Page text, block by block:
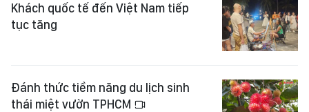
Khách quốc tế đến Việt Nam tiếp
tục tăng
Đánh thức tiềm năng du lịch sinh
thái miệt vườn TPHCM